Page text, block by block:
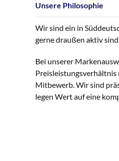
Unsere Philosophie
Wir sind ein in
gerne draußen aktiv
Bei unserer
Mitbewerb. Wir sind
legen Wert auf eine